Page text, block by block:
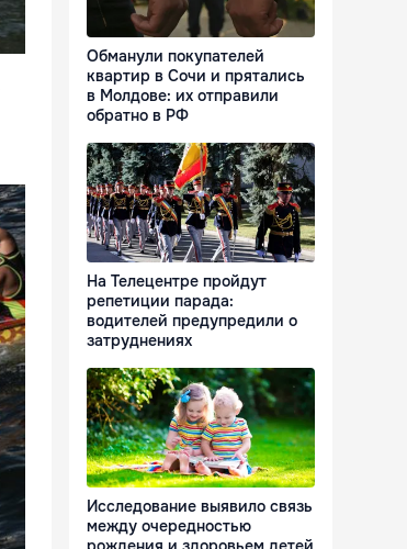
Обманули покупателей
квартир в Сочи и прятались
в Молдове: их отправили
обратно в РФ
На Телецентре пройдут
репетиции парада:
водителей предупредили о
затруднениях
Исследование выявило связь
между очередностью